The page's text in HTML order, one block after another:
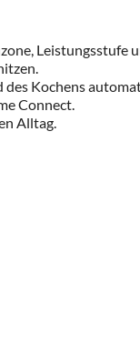
Leistungsstufe
Kochens
Connect.
Alltag.